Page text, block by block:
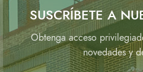
SUSCRÍBETE A
Obtenga acceso
novedades y